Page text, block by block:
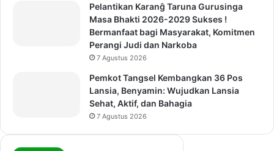
Pelantikan Karanĝ Taruna Gurusinga
Masa Bhakti 2026-2029 Sukses !
Bermanfaat bagi Masyarakat, Komitmen
Perangi Judi dan Narkoba
7 Agustus 2026
Pemkot Tangsel Kembangkan 36 Pos
Lansia, Benyamin: Wujudkan Lansia
Sehat, Aktif, dan Bahagia
7 Agustus 2026